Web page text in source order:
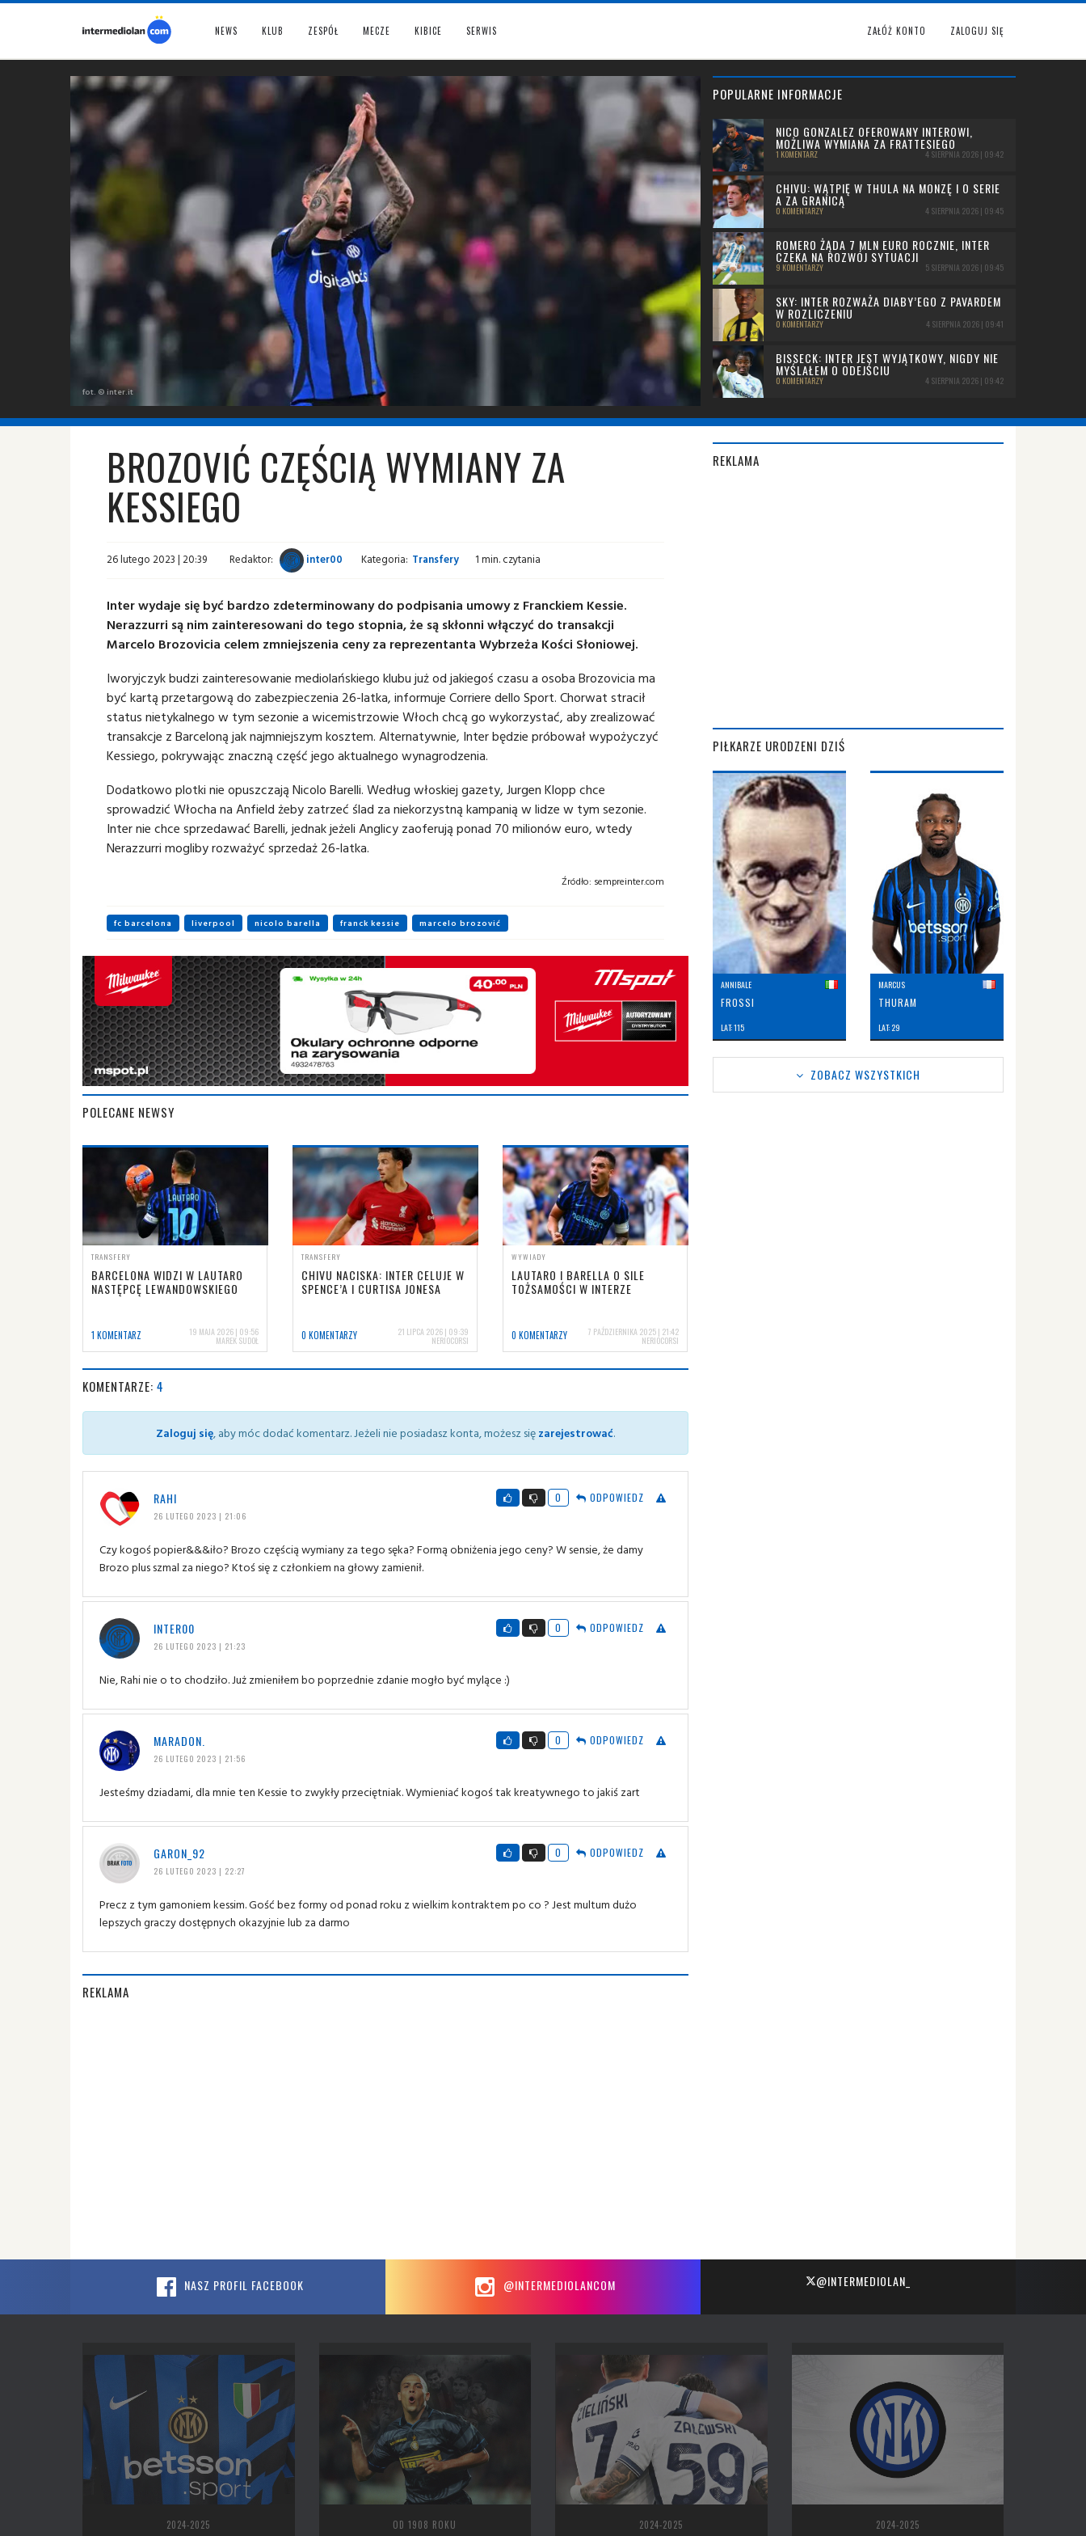
NEWS KLUB ZESPÓŁ MECZE KIBICE SERWIS ZAŁÓŻ KONTO ZALOGUJ SIĘ
fot. © inter.it
POPULARNE INFORMACJE
NICO GONZALEZ OFEROWANY INTEROWI,
MOŻLIWA WYMIANA ZA FRATTESIEGO
1 KOMENTARZ 4 SIERPNIA 2026 | 09:42
CHIVU: WĄTPIĘ W THULA NA MONZĘ I O SERIE
A ZA GRANICĄ
0 KOMENTARZY 4 SIERPNIA 2026 | 09:45
ROMERO ŻĄDA 7 MLN EURO ROCZNIE, INTER
CZEKA NA ROZWÓJ SYTUACJI
9 KOMENTARZY 5 SIERPNIA 2026 | 09:45
SKY: INTER ROZWAŻA DIABY’EGO Z PAVARDEM
W ROZLICZENIU
0 KOMENTARZY 4 SIERPNIA 2026 | 09:41
BISSECK: INTER JEST WYJĄTKOWY, NIGDY NIE
MYŚLAŁEM O ODEJŚCIU
0 KOMENTARZY 4 SIERPNIA 2026 | 09:42
BROZOVIĆ CZĘŚCIĄ WYMIANY ZA
KESSIEGO
26 lutego 2023 | 20:39 Redaktor: inter00 Kategoria: Transfery 1 min. czytania
Inter wydaje się być bardzo zdeterminowany do podpisania umowy z Franckiem Kessie.
Nerazzurri są nim zainteresowani do tego stopnia, że są skłonni włączyć do transakcji
Marcelo Brozovicia celem zmniejszenia ceny za reprezentanta Wybrzeża Kości Słoniowej.
Iworyjczyk budzi zainteresowanie mediolańskiego klubu już od jakiegoś czasu a osoba Brozovicia ma
być kartą przetargową do zabezpieczenia 26-latka, informuje Corriere dello Sport. Chorwat stracił
status nietykalnego w tym sezonie a wicemistrzowie Włoch chcą go wykorzystać, aby zrealizować
transakcje z Barceloną jak najmniejszym kosztem. Alternatywnie, Inter będzie próbował wypożyczyć
Kessiego, pokrywając znaczną część jego aktualnego wynagrodzenia.
Dodatkowo plotki nie opuszczają Nicolo Barelli. Według włoskiej gazety, Jurgen Klopp chce
sprowadzić Włocha na Anfield żeby zatrzeć ślad za niekorzystną kampanią w lidze w tym sezonie.
Inter nie chce sprzedawać Barelli, jednak jeżeli Anglicy zaoferują ponad 70 milionów euro, wtedy
Nerazzurri mogliby rozważyć sprzedaż 26-latka.
Źródło: sempreinter.com
fc barcelona liverpool nicolo barella franck kessie marcelo brozović
POLECANE NEWSY
TRANSFERY
BARCELONA WIDZI W LAUTARO
NASTĘPCĘ LEWANDOWSKIEGO
1 KOMENTARZ 19 MAJA 2026 | 09:56
MAREK SUDOŁ
TRANSFERY
CHIVU NACISKA: INTER CELUJE W
SPENCE’A I CURTISA JONESA
0 KOMENTARZY 21 LIPCA 2026 | 09:39
NERIOCORSI
WYWIADY
LAUTARO I BARELLA O SILE
TOŻSAMOŚCI W INTERZE
0 KOMENTARZY 7 PAŹDZIERNIKA 2025 | 21:42
NERIOCORSI
KOMENTARZE: 4
Zaloguj się, aby móc dodać komentarz. Jeżeli nie posiadasz konta, możesz sięzarejestrować.
RAHI
26 LUTEGO 2023 | 21:06
0 ODPOWIEDZ
Czy kogoś popier&&&iło? Brozo częścią wymiany za tego sęka? Formą obniżenia jego ceny? W sensie, że damy
Brozo plus szmal za niego? Ktoś się z członkiem na głowy zamienił.
INTER00
26 LUTEGO 2023 | 21:23
0 ODPOWIEDZ
Nie, Rahi nie o to chodziło. Już zmieniłem bo poprzednie zdanie mogło być mylące :)
MARADON.
26 LUTEGO 2023 | 21:56
0 ODPOWIEDZ
Jesteśmy dziadami, dla mnie ten Kessie to zwykły przeciętniak. Wymieniać kogoś tak kreatywnego to jakiś zart
GARON_92
26 LUTEGO 2023 | 22:27
0 ODPOWIEDZ
Precz z tym gamoniem kessim. Gość bez formy od ponad roku z wielkim kontraktem po co ? Jest multum dużo
lepszych graczy dostępnych okazyjnie lub za darmo
REKLAMA
REKLAMA
PIŁKARZE URODZENI DZIŚ
ANNIBALE
FROSSI
LAT: 115
MARCUS
THURAM
LAT: 29
ZOBACZ WSZYSTKICH
NASZ PROFIL FACEBOOK @INTERMEDIOLANCOM @INTERMEDIOLAN_
2024-2025 OD 1908 ROKU 2024-2025 2024-2025